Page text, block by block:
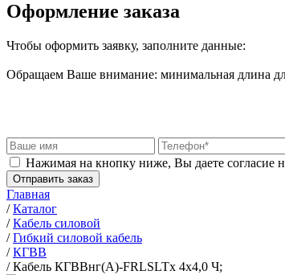
Оформление заказа
Чтобы оформить заявку, заполните данные:
Обращаем Ваше внимание: минимальная длина
Нажимая на кнопку ниже, Вы даете согласие
Отправить заказ
Главная
/Каталог
/Кабель силовой
/Гибкий силовой кабель
/КГВВ
/Кабель КГВВнг(А)-FRLSLTx 4х4,0 Ч;